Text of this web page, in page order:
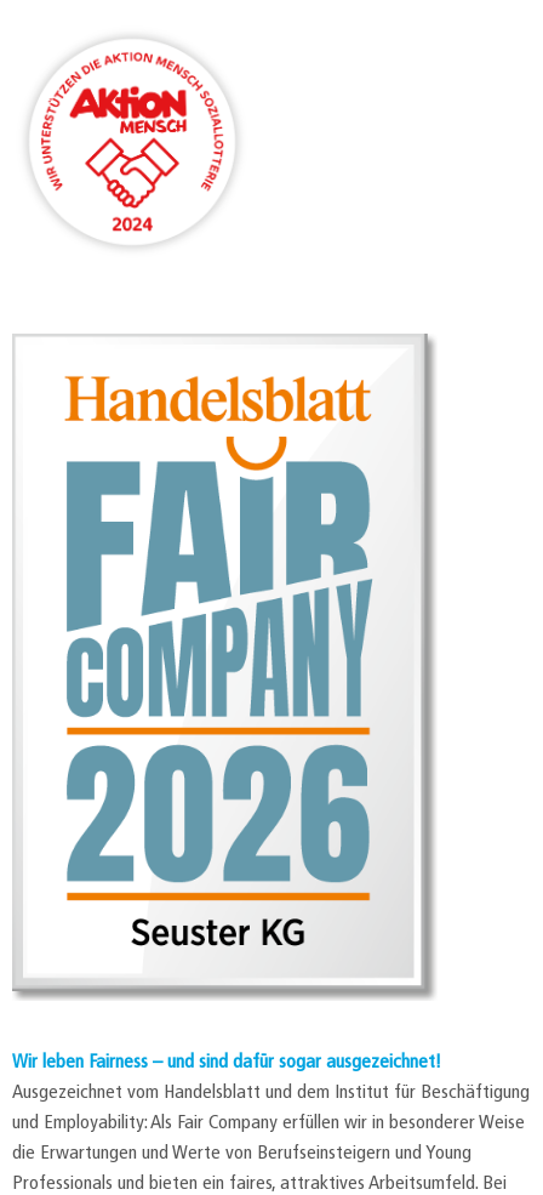
Wir leben Fairness – und sind dafür sogar ausgezeichnet!
Ausgezeichnet vom Handelsblatt und dem Institut für Beschäftigung
und Employability: Als Fair Company erfüllen wir in besonderer Weise
die Erwartungen und Werte von Berufseinsteigern und Young
Professionals und bieten ein faires, attraktives Arbeitsumfeld. Bei